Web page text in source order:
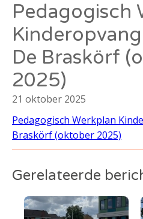
Pedagogisch
De Braskörf
2025)
21 oktober 2025
Pedagogisch Werkplan
Braskörf (oktober 2025)
Gerelateerde